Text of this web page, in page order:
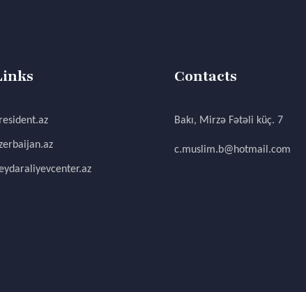
Contacts
Bakı, Mirzə Fətəli küç. 7
c.muslim.b@hotmail.com